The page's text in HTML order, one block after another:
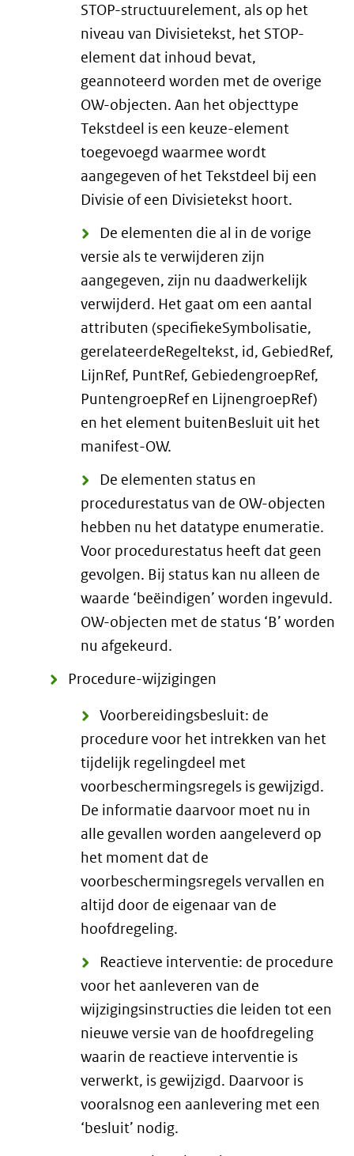
STOP-structuurelement, als op het
niveau van Divisietekst, het STOP-
element dat inhoud bevat,
geannoteerd worden met de overige
OW-objecten. Aan het objecttype
Tekstdeel is een keuze-element
toegevoegd waarmee wordt
aangegeven of het Tekstdeel bij een
Divisie of een Divisietekst hoort.
De elementen die al in de vorige
versie als te verwijderen zijn
aangegeven, zijn nu daadwerkelijk
verwijderd. Het gaat om een aantal
attributen (specifiekeSymbolisatie,
gerelateerdeRegeltekst, id, GebiedRef,
LijnRef, PuntRef, GebiedengroepRef,
PuntengroepRef en LijnengroepRef)
en het element buitenBesluit uit het
manifest-OW.
De elementen status en
procedurestatus van de OW-objecten
hebben nu het datatype enumeratie.
Voor procedurestatus heeft dat geen
gevolgen. Bij status kan nu alleen de
waarde ‘beëindigen’ worden ingevuld.
OW-objecten met de status ‘B’ worden
nu afgekeurd.
Procedure-wijzigingen
Voorbereidingsbesluit: de
procedure voor het intrekken van het
tijdelijk regelingdeel met
voorbeschermingsregels is gewijzigd.
De informatie daarvoor moet nu in
alle gevallen worden aangeleverd op
het moment dat de
voorbeschermingsregels vervallen en
altijd door de eigenaar van de
hoofdregeling.
Reactieve interventie: de procedure
voor het aanleveren van de
wijzigingsinstructies die leiden tot een
nieuwe versie van de hoofdregeling
waarin de reactieve interventie is
verwerkt, is gewijzigd. Daarvoor is
vooralsnog een aanlevering met een
‘besluit’ nodig.